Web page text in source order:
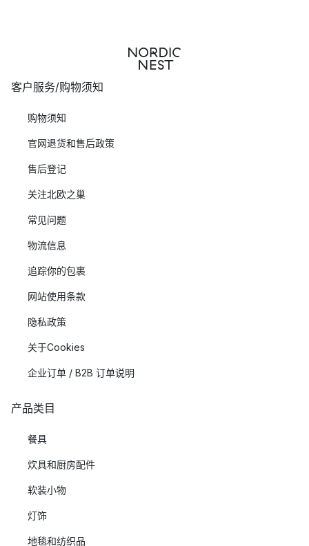
客户服务/购物须知
购物须知
官网退货和售后政策
售后登记
关注北欧之巢
常见问题
物流信息
追踪你的包裹
网站使用条款
隐私政策
关于Cookies
企业订单 / B2B 订单说明
产品类目
餐具
炊具和厨房配件
软装小物
灯饰
地毯和纺织品